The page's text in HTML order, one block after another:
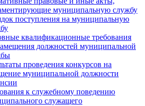
муниципальную службу
поступления на муниципальную
квалификационные требования
должностей муниципальной
проведения конкурсов на
муниципальной должности
к служебному поведению
служащего